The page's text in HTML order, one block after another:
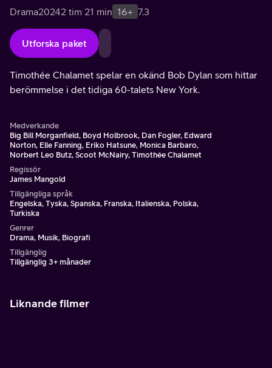
Drama20242 tim 21 min 16+ 7.3
Utforska paket
Timothée Chalamet spelar en okänd Bob Dylan som hittar
berömmelse i det tidiga 60-talets New York.
Medverkande
Big Bill Morganfield, Boyd Holbrook, Dan Fogler, Edward
Norton, Elle Fanning, Eriko Hatsune, Monica Barbaro,
Norbert Leo Butz, Scoot McNairy, Timothée Chalamet
Regissör
James Mangold
Tillgängliga språk
Engelska, Tyska, Spanska, Franska, Italienska, Polska,
Turkiska
Genrer
Drama, Musik, Biografi
Tillgänglig
Tillgänglig 3+ månader
Liknande filmer